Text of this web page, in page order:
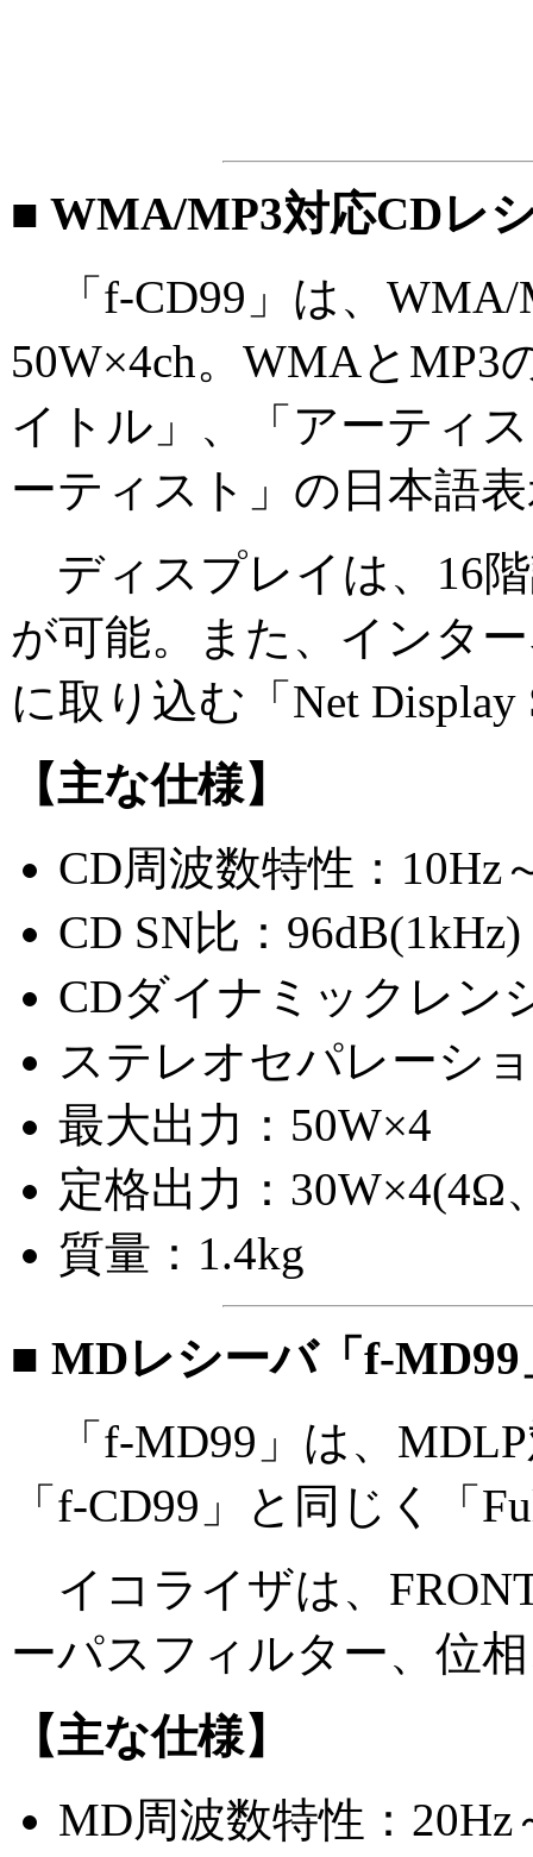
■ WMA/MP3対応CDレ
「f-CD99」は、WMA/
50W×4ch。WMAとMP3
イトル」、「アーティ
ーティスト」の日本語
ディスプレイは、16階
が可能。また、インタ
に取り込む「Net
【主な仕様】
CD周波数特性：10Hz
CD SN比：96dB(1kHz)
CDダイナミックレン
ステレオセパレーシ
最大出力：50W×4
定格出力：30W×4(4Ω
質量：1.4kg
■ MDレシーバ「f-MD99
「f-MD99」は、MDLP
「f-CD99」と同じく「
イコライザは、
ーパスフィルター、位
【主な仕様】
MD周波数特性：20Hz